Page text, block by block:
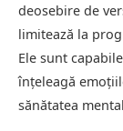
deosebire de
limitează la
Ele sunt
înțeleagă
sănătatea